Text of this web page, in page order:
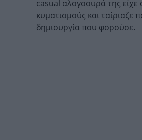
casual αλογοουρά της είχε
κυματισμούς και ταίριαζε
δημιουργία που φορούσε.